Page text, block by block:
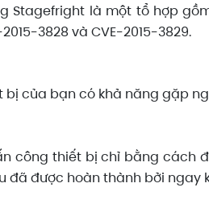
là một tổ hợp gồm
3828 và CVE-2015-3829.
bị của bạn có khả năng gặp
công thiết bị chỉ bằng cách
đã được hoàn thành bởi